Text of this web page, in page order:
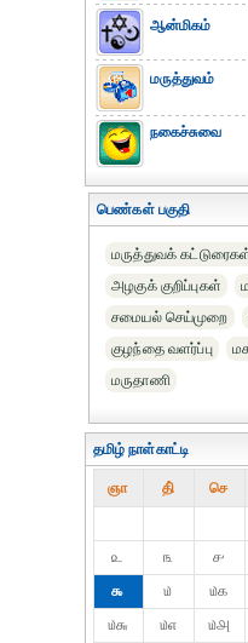
ஆன்மிகம்
மருத்துவம்
நகைச்சுவை
பெண்கள் பகுதி
மருத்துவக்
அழகுக் குறிப்புகள்
சமையல் செய்முறை
குழந்தை வளர்ப்பு
மருதாணி
தமிழ் நாள்காட்டி
ஞா தி் செ
௨
௩ ௪
௯
௰ ௰௧
௰௬
௰௭ ௰௮